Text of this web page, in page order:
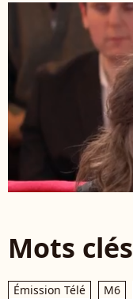
Mots clés
Émission Télé M6